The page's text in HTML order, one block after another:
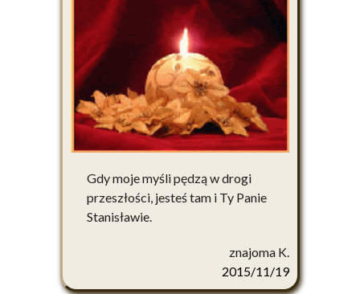
Gdy moje myśli pędzą w drogi
przeszłości, jesteś tam i Ty Panie
Stanisławie.
znajoma K.
2015/11/19